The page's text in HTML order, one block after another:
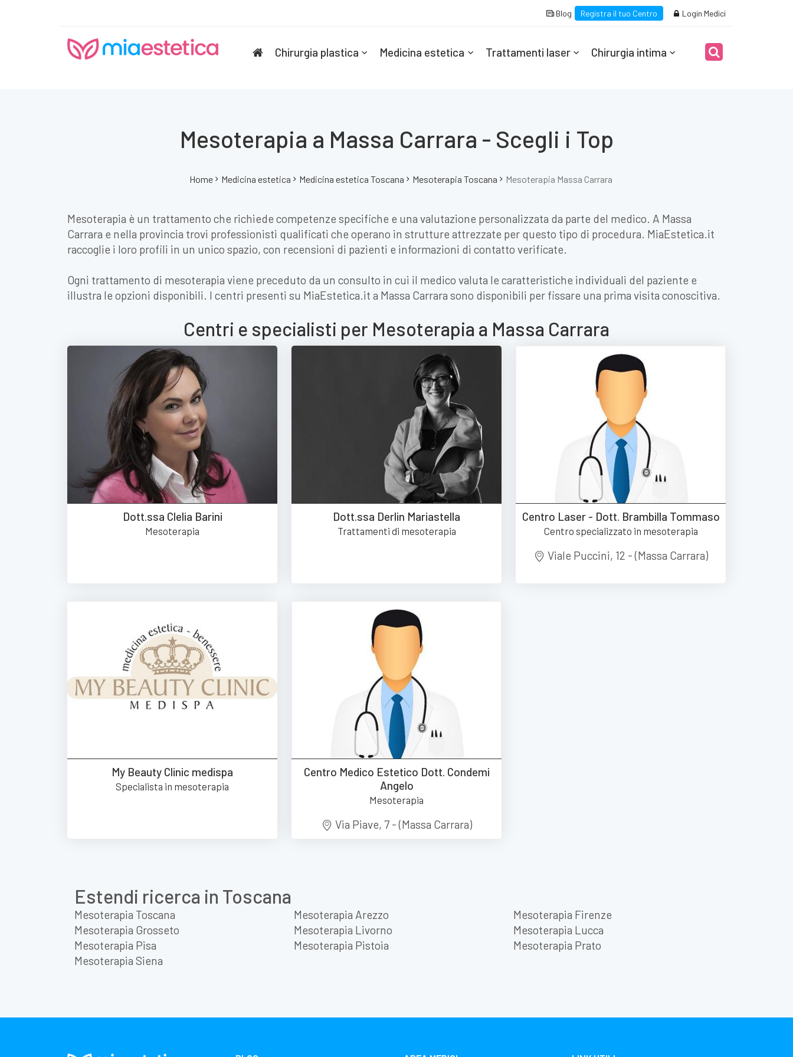
Blog Registra il tuo Centro Login Medici
Chirurgia plastica Medicina estetica Trattamenti laser Chirurgia intima
Mesoterapia a Massa Carrara - Scegli i Top
Home Medicina estetica Medicina estetica Toscana Mesoterapia Toscana Mesoterapia Massa Carrara
Mesoterapia è un trattamento che richiede competenze specifiche e una valutazione personalizzata da parte del medico. A Massa
Carrara e nella provincia trovi professionisti qualificati che operano in strutture attrezzate per questo tipo di procedura. MiaEstetica.it
raccoglie i loro profili in un unico spazio, con recensioni di pazienti e informazioni di contatto verificate.
Ogni trattamento di mesoterapia viene preceduto da un consulto in cui il medico valuta le caratteristiche individuali del paziente e
illustra le opzioni disponibili. I centri presenti su MiaEstetica.it a Massa Carrara sono disponibili per fissare una prima visita conoscitiva.
Centri e specialisti per Mesoterapia a Massa Carrara
Dott.ssa Clelia Barini
Mesoterapia
Dott.ssa Derlin Mariastella
Trattamenti di mesoterapia
Centro Laser - Dott. Brambilla Tommaso
Centro specializzato in mesoterapia
Viale Puccini, 12 - (Massa Carrara)
My Beauty Clinic medispa
Specialista in mesoterapia
Centro Medico Estetico Dott. Condemi
Angelo
Mesoterapia
Via Piave, 7 - (Massa Carrara)
Estendi ricerca in Toscana
Mesoterapia Toscana Mesoterapia Arezzo
Mesoterapia Firenze
Mesoterapia Grosseto
Mesoterapia Livorno
Mesoterapia Lucca
Mesoterapia Pisa
Mesoterapia Pistoia
Mesoterapia Prato
Mesoterapia Siena